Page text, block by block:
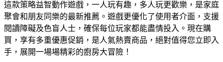
這款策略益智動作遊戲，一人玩有趣，多人玩更歡樂，是家庭
聚會和朋友同樂的最新推薦。遊戲更優化了使用者介面，支援
閱讀障礙及色盲人士，確保每位玩家都能盡情投入。現在購
買，享有多重優惠促銷，是人氣熱賣商品，絕對值得您立即入
手，展開一場場精彩的廚房大冒險！